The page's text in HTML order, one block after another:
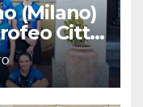
(Milano)
Città